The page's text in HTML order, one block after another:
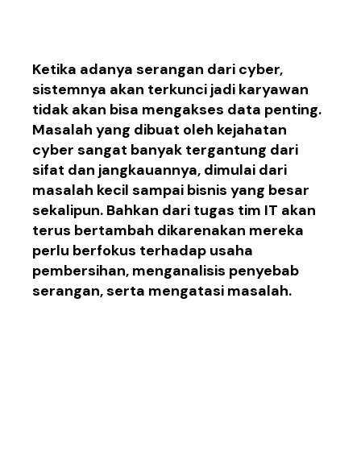
Ketika adanya serangan dari cyber,
sistemnya akan terkunci jadi karyawan
tidak akan bisa mengakses data penting.
Masalah yang dibuat oleh kejahatan
cyber sangat banyak tergantung dari
sifat dan jangkauannya, dimulai dari
masalah kecil sampai bisnis yang besar
sekalipun. Bahkan dari tugas tim IT akan
terus bertambah dikarenakan mereka
perlu berfokus terhadap usaha
pembersihan, menganalisis penyebab
serangan,serta mengatasi masalah.